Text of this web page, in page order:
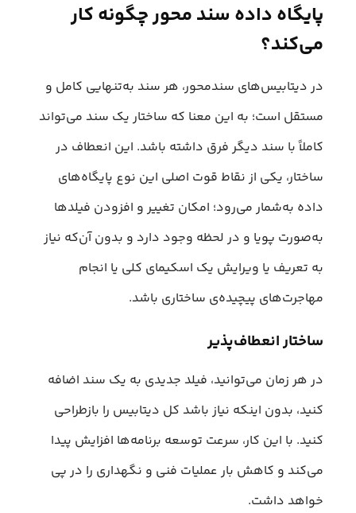
پایگاه‌ داده سند محور چگونه کار
می‌کند؟
در دیتابیس‌های سندمحور، هر سند به‌تنهایی کامل و
مستقل است؛ به این معنا که ساختار یک سند می‌تواند
کاملاً با سند دیگر فرق داشته باشد. این انعطاف در
ساختار، یکی از نقاط قوت اصلی این نوع پایگاه‌های
داده به‌شمار می‌رود؛ امکان تغییر و افزودن فیلدها
به‌صورت پویا و در لحظه وجود دارد و بدون آن‌که نیاز
به تعریف یا ویرایش یک اسکیمای کلی یا انجام
مهاجرت‌های پیچیده‌ی ساختاری باشد.
ساختار انعطاف‌پذیر
در هر زمان می‌توانید، فیلد جدیدی به یک سند اضافه
کنید، بدون اینکه نیاز باشد کل دیتابیس را بازطراحی
کنید. با این کار، سرعت توسعه برنامه‌ها افزایش پیدا
می‌کند و کاهش بار عملیات فنی و نگهداری را در پی
خواهد داشت.